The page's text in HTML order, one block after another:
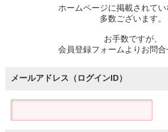
住宅ローン控除シミュレータホームページに掲載されてい
多数ございます。
お手数ですが、
会員登録フォームよりお問合
メールアドレス（ログインID）